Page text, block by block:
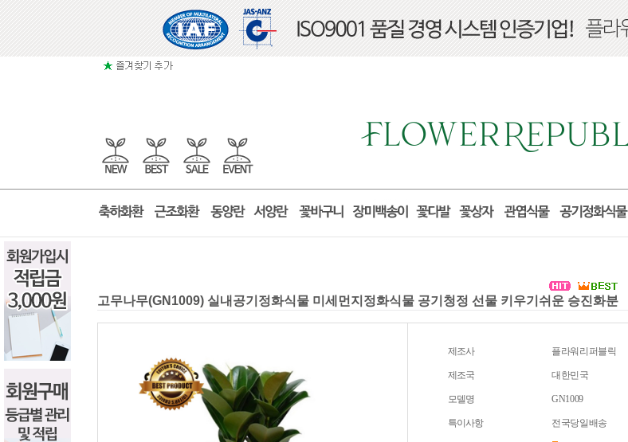
고무나무(GN1009) 실내공기정화식물 미세먼지정화식물 공기청정 선물 키우기쉬운 승진화분
제조사 플라워리퍼블릭
제조국 대한민국
모델명 GN1009
특이사항 전국당일배송